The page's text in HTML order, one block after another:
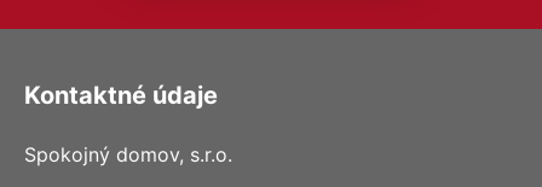
Kontaktné údaje
Spokojný domov, s.r.o.